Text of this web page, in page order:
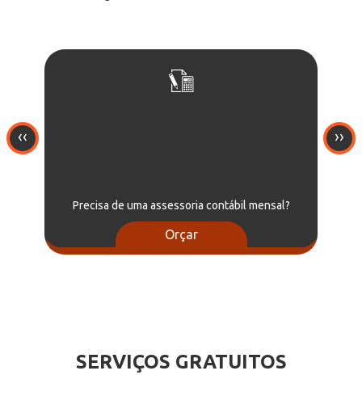
Precisa de uma assessoria contábil mensal?
Orçar
‹‹ ››
SERVIÇOS GRATUITOS